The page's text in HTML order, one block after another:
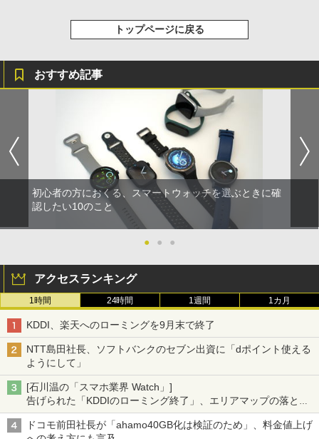
トップページに戻る
おすすめ記事
初心者の方におくる、スマートウォッチを選ぶときに確
認したい10のこと
● ● ●
アクセスランキング
1時間 24時間 1週間 1カ月
KDDI、楽天へのローミングを9月末で終了
NTT島田社長、ソフトバンクのセブン出資に「dポイント使える
ようにして」
[石川温の「スマホ業界 Watch」]
告げられた「KDDIのローミング終了」、エリアマップの落とし
穴と楽天モバイルの課題
ドコモ前田社長が「ahamo40GB化は検証のため」、料金値上げ